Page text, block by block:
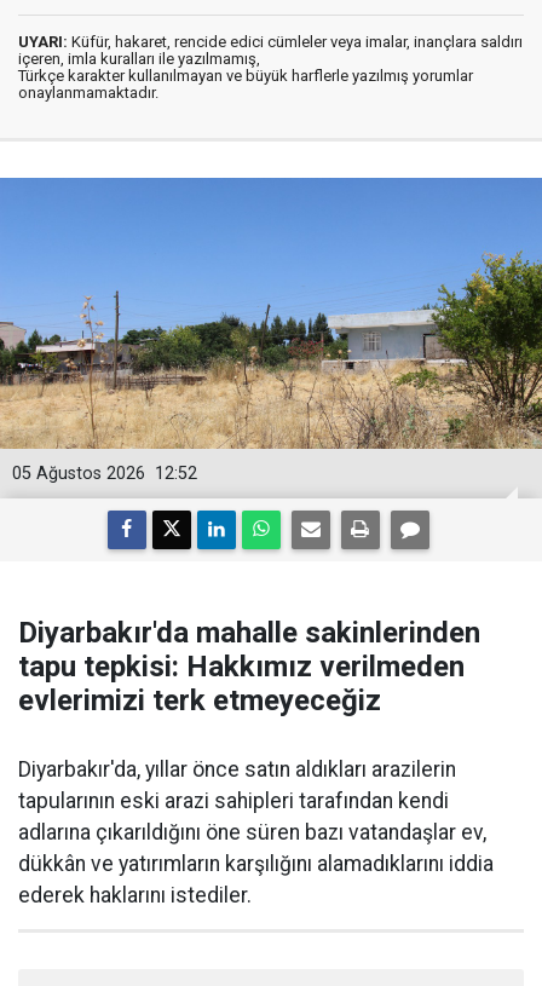
UYARI: Küfür, hakaret, rencide edici cümleler veya imalar, inançlara saldırı
içeren, imla kuralları ile yazılmamış,
Türkçe karakter kullanılmayan ve büyük harflerle yazılmış yorumlar
onaylanmamaktadır.
12:52
05 Ağustos 2026
Diyarbakır'da mahalle sakinlerinden
tapu tepkisi: Hakkımız verilmeden
evlerimizi terk etmeyeceğiz
Diyarbakır'da, yıllar önce satın aldıkları arazilerin
tapularının eski arazi sahipleri tarafından kendi
adlarına çıkarıldığını öne süren bazı vatandaşlar ev,
dükkân ve yatırımların karşılığını alamadıklarını iddia
ederek haklarını istediler.